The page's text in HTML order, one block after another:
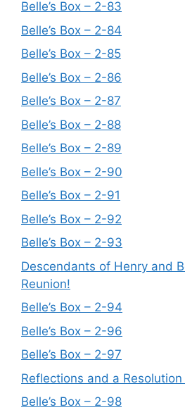
Belle’s Box – 2-83
Belle’s Box – 2-84
Belle’s Box – 2-85
Belle’s Box – 2-86
Belle’s Box – 2-87
Belle’s Box – 2-88
Belle’s Box – 2-89
Belle’s Box – 2-90
Belle’s Box – 2-91
Belle’s Box – 2-92
Belle’s Box – 2-93
Descendants of Henry and
Reunion!
Belle’s Box – 2-94
Belle’s Box – 2-96
Belle’s Box – 2-97
Reflections and a
Belle’s Box – 2-98